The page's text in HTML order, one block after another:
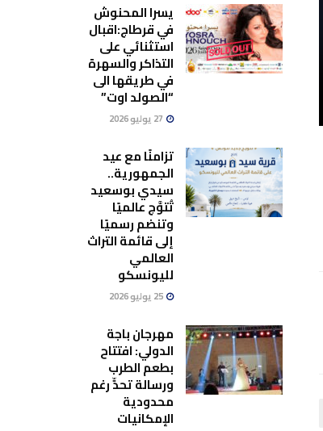
يسرا المحنوش
في قرطاج:اقبال
استثنائي على
التذاكر والسهرة
في طريقها الى
“الصولد اوت”
تزامنًا مع عيد
الجمهورية..
سيدي بوسعيد
تُتوَّج عالميًا
وتنضم رسميًا
إلى قائمة التراث
العالمي
لليونسكو
25 يوليو 2026
مهرجان باجة
الدولي: افتتاح
بطعم الطرب
ورسالة تحدٍّ رغم
محدودية
الإمكانيات